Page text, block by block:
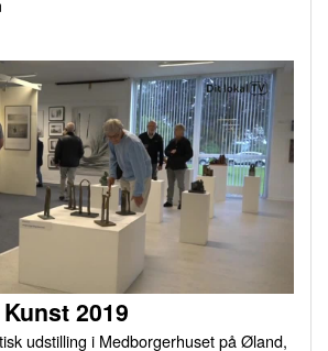
2019
udstilling i Medborgerhuset på Øland,